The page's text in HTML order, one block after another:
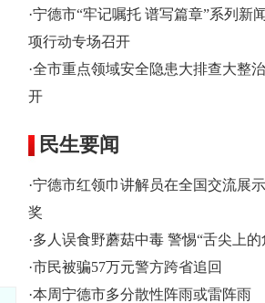
·宁德市“牢记嘱托 谱写篇章”系列新
项行动专场召开
·全市重点领域安全隐患大排查大整
开
民生要闻
·宁德市红领巾讲解员在全国交流展
奖
·多人误食野蘑菇中毒 警惕“舌尖上的
·市民被骗57万元警方跨省追回
·本周宁德市多分散性阵雨或雷阵雨